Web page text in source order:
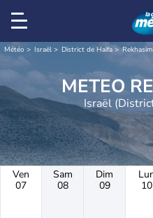
Météo Israël District de Haïfa Rekhasim
Israël
Ven
07
Sam
08
Dim
09
10